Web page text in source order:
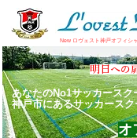
​New ロヴェスト神戸オフィシ
明日への
あなたのNo1サッカースク
神戸市にあるサッカースク
オ